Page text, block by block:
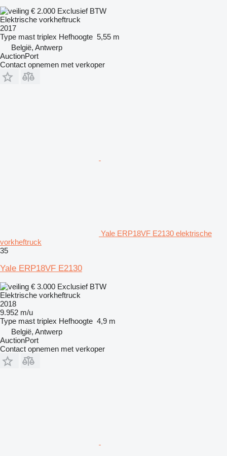
€ 2.000 Exclusief BTW
Elektrische vorkheftruck
2017
Type mast triplex Hefhoogte 5,55 m
België, Antwerp
AuctionPort
Contact opnemen met verkoper
Yale ERP18VF E2130 elektrische
vorkheftruck
35
Yale ERP18VF E2130
€ 3.000 Exclusief BTW
Elektrische vorkheftruck
2018
9.952 m/u
Type mast triplex Hefhoogte 4,9 m
België, Antwerp
AuctionPort
Contact opnemen met verkoper